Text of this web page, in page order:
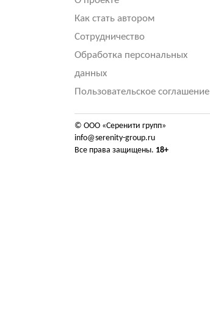
Как стать автором
Сотрудничество
Обработка персональных
данных
Пользовательское соглашение
© ООО «Серенити групп»
info@serenity-group.ru
Все права защищены. 18+